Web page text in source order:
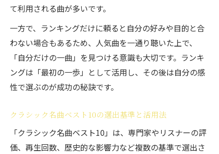
て利用される曲が多いです。
一方で、ランキングだけに頼ると自分の好みや目的と合
わない場合もあるため、人気曲を一通り聴いた上で、
「自分だけの一曲」を見つける意識も大切です。ランキ
ングは「最初の一歩」として活用し、その後は自分の感
性で選ぶのが成功の秘訣です。
クラシック名曲ベスト10の選出基準と活用法
「クラシック名曲ベスト10」は、専門家やリスナーの評
価、再生回数、歴史的な影響力など複数の基準で選出さ